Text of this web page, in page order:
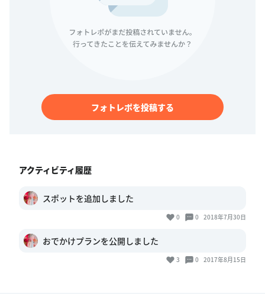
フォトレポを投稿する
アクティビティ履歴
スポットを追加しました
0 0 2018年7月30日
おでかけプランを公開しました
3 0 2017年8月15日